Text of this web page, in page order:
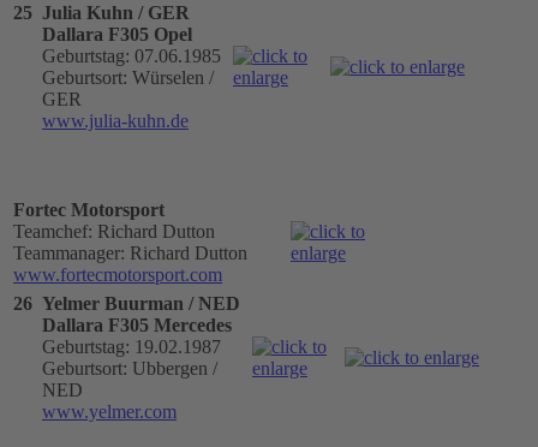
25 Julia Kuhn / GER
Dallara F305 Opel
Geburtstag: 07.06.1985
Geburtsort: Würselen /
GER
www.julia-kuhn.de
Fortec Motorsport
Teamchef: Richard Dutton
Teammanager: Richard Dutton
www.fortecmotorsport.com
26 Yelmer Buurman / NED
Dallara F305 Mercedes
Geburtstag: 19.02.1987
Geburtsort: Ubbergen /
NED
www.yelmer.com